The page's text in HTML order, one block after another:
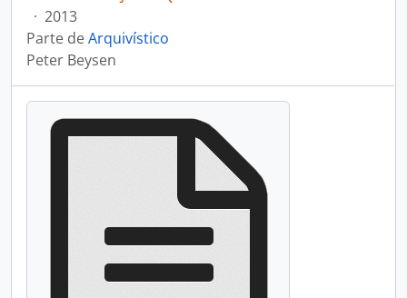
· 2013
Parte deArquivístico
Peter Beysen